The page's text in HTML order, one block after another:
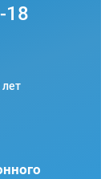
18
лет